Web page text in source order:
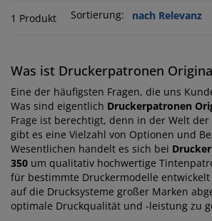
1 Produkt Sortierung:
Was ist Druckerpatronen
Eine der häufigsten Fragen, die uns
Was sind eigentlich Druckerpatronen
Frage ist berechtigt, denn in der Welt
gibt es eine Vielzahl von Optionen und
Wesentlichen handelt es sich bei
350 um qualitativ hochwertige
für bestimmte Druckermodelle
auf die Drucksysteme großer Marken
optimale Druckqualität und -leistung zu